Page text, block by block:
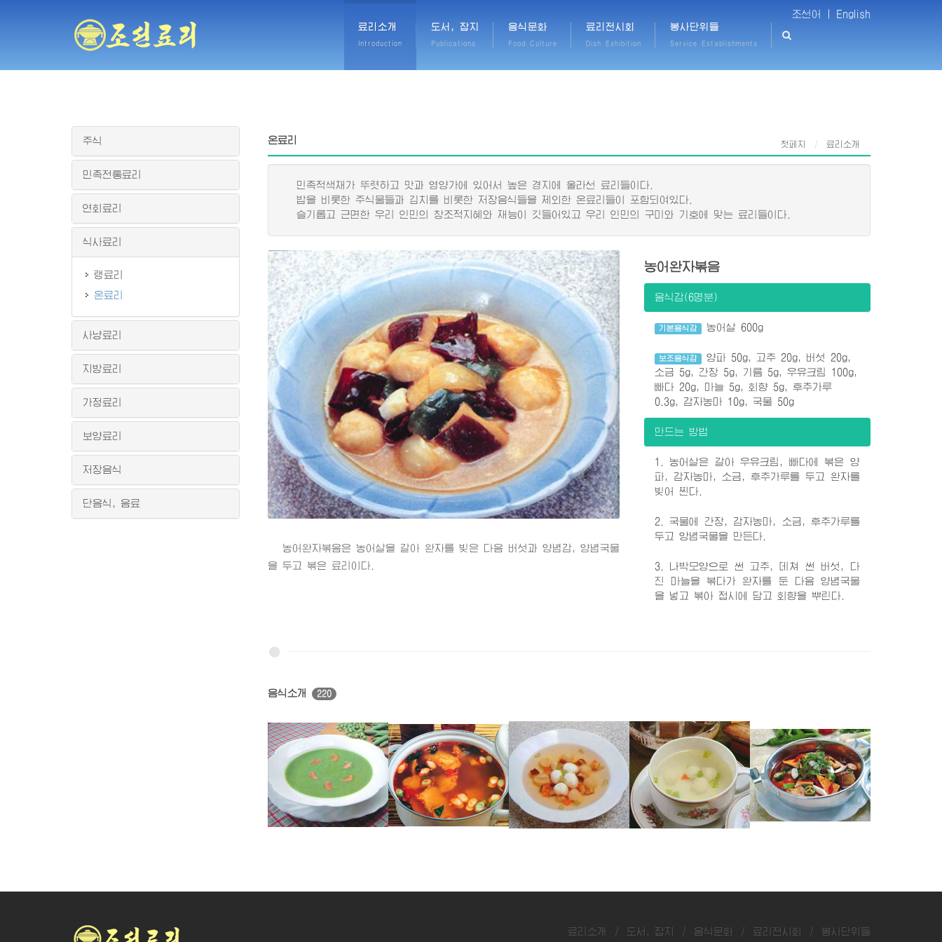
조선어 | English
료리소개
Introduction
도서, 잡지
Publications
음식문화
Food Culture
료리전시회
Dish Exhibition
봉사단위들
Service Establishments
온료리 첫페지 료리소개
민족적색채가 뚜렷하고 맛과 영양가에 있어서 높은 경지에 올라선 료리들이다.
밥을 비롯한 주식물들과 김치를 비롯한 저장음식들을 제외한 온료리들이 포함되여있다.
슬기롭고 근면한 우리 인민의 창조적지혜와 재능이 깃들어있고 우리 인민의 구미와 기호에 맞는 료리들이다.
농어완자볶음은 농어살을 갈아 완자를 빚은 다음 버섯과 양념감, 양념국물
을 두고 볶은 료리이다.
농어완자볶음
음식감(6명분)
기본음식감 농어살 600g
보조음식감
양파 50g, 고추 20g, 버섯 20g,
소금 5g, 간장 5g, 기름 5g, 우유크림 100g,
빠다 20g, 마늘 5g, 회향 5g, 후추가루
0.3g, 감자농마 10g, 국물 50g
만드는 방법
1. 농어살은 갈아 우유크림, 빠다에 볶은 양
파, 감자농마, 소금, 후추가루를 두고 완자를
빚어 찐다.
2. 국물에 간장, 감자농마, 소금, 후추가루를
두고 앙념국물을 만든다.
3. 나박모양으로 썬 고추, 데쳐 썬 버섯, 다
진 마늘을 볶다가 완자를 둔 다음 양념국물
을 넣고 볶아 접시에 담고 회향을 뿌린다.
음식소개 220
주식
민족전통료리
연회료리
식사료리
랭료리
온료리
사냥료리
지방료리
가정료리
보양료리
저장음식
단음식, 음료
료리소개 / 도서, 잡지 / 음식문화 / 료리전시회 / 봉사단위들